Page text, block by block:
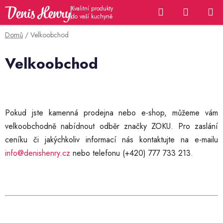
Přejít
obsah
Hledat
KOŠÍK
Domů / Velkoobchod
Velkoobchod
Pokud jste kamenná prodejna nebo e-shop, můžeme vám
velkoobchodně nabídnout odběr značky ZOKU. Pro zaslání
ceníku či jakýchkoliv informací nás kontaktujte na e-mailu
info@denishenry.cz nebo telefonu (+420) 777 733 213.